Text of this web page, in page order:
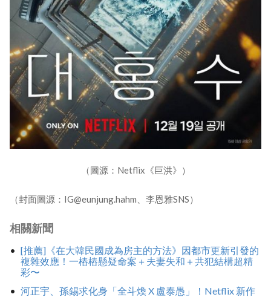
（圖源：Netflix《巨洪》）
（封面圖源：IG@eunjung.hahm、李恩雅SNS）
相關新聞
[推薦]《在大韓民國成為房主的方法》因都市更新引發的
複雜效應！一樁樁懸疑命案＋夫妻失和＋共犯結構超精
彩〜
河正宇、孫錫求化身「全斗煥 X 盧泰愚」！Netflix 新作